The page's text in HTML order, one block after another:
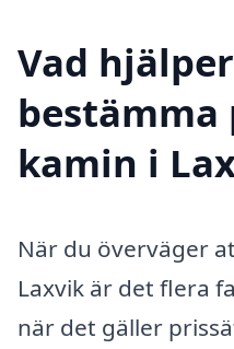
Vad
bestämma
kamin i
När du överväger
Laxvik är det flera
när det gäller